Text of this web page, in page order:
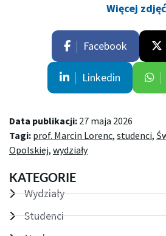
Więcej zdjęć
Facebook
Linkedin
Data publikacji: 27 maja 2026
Tagi: prof. Marcin Lorenc, studenci,
Opolskiej, wydziały
KATEGORIE
Wydziały
Studenci